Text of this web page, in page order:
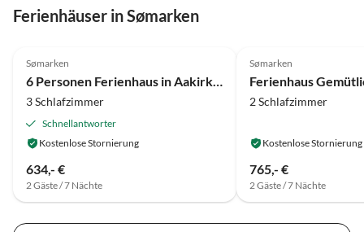
Ferienhäuser in Sømarken
Sømarken
6 Personen Ferienhaus in Aakirkeby-By Traum
3 Schlafzimmer
Schnellantworter
Kostenlose Stornierung
634,- €
2 Gäste / 7 Nächte
Sømarken
2 Schlafzimmer
Kostenlose Stornierung
765,- €
2 Gäste / 7 Nächte